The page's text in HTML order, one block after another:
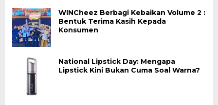
WINCheez Berbagi Kebaikan Volume 2 :
Bentuk Terima Kasih Kepada
Konsumen
National Lipstick Day: Mengapa
Lipstick Kini Bukan Cuma Soal Warna?